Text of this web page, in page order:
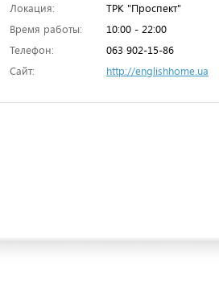
Локация:
ТРК "Проспект"
Время работы:
10:00 - 22:00
Телефон:
063 902-15-86
Сайт:
http://englishhome.ua